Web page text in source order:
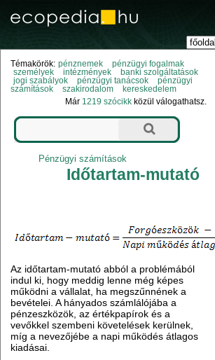
Témakörök: pénznemek
pénzügyi fogalmak
személyek
intézmények
banki szolgáltatások
jogi szabályok
pénzügyi tanácsok
pénzügyi
számítások
szakirodalom
kereskedelem
Már 1219 szócikk közül válogathatsz.
Pénzügyi számítások
Időtartam-mutató
Az időtartam-mutató abból a problémából
indul ki, hogy meddig lenne még képes
működni a vállalat, ha megszűnnének a
bevételei. A hányados számlálójába a
pénzeszközök, az értékpapírok és a
vevőkkel szembeni követelések kerülnek,
míg a nevezőjébe a napi működés átlagos
kiadásai.